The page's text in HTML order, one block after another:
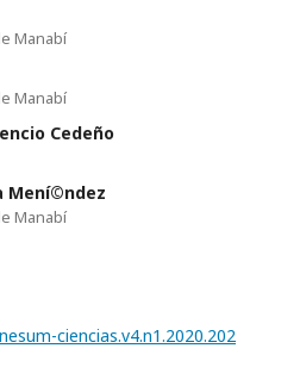
Manabí­
Manabí­
Cedeño
Mení©ndez
Manabí­
ciencias.v4.n1.2020.202